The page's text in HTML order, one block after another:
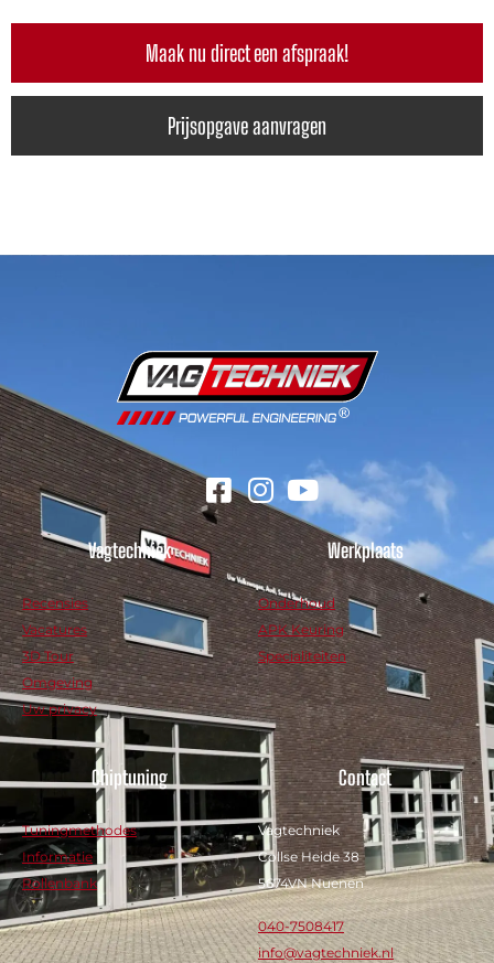
Maak nu direct een afspraak!
Prijsopgave aanvragen
Vagtechniek
Recensies
Vacatures
3D Tour
Omgeving
Uw privacy
Werkplaats
Onderhoud
APK Keuring
Specialiteiten
Chiptuning
Tuningmethodes
Informatie
Rollenbank
Contact
Vagtechniek
Collse Heide 38
5674VN Nuenen
040-7508417
info@vagtechniek.nl